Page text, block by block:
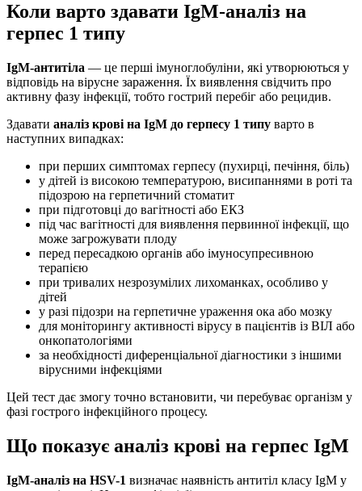
Коли варто здавати IgM-аналіз на
герпес 1 типу
IgM-антитіла — це перші імуноглобуліни, які утворюються у
відповідь на вірусне зараження. Їх виявлення свідчить про
активну фазу інфекції, тобто гострий перебіг або рецидив.
Здавати аналіз крові на IgM до герпесу 1 типу варто в
наступних випадках:
при перших симптомах герпесу (пухирці, печіння, біль)
у дітей із високою температурою, висипаннями в роті та
підозрою на герпетичний стоматит
при підготовці до вагітності або ЕКЗ
під час вагітності для виявлення первинної інфекції, що
може загрожувати плоду
перед пересадкою органів або імуносупресивною
терапією
при тривалих незрозумілих лихоманках, особливо у
дітей
у разі підозри на герпетичне ураження ока або мозку
для моніторингу активності вірусу в пацієнтів із ВІЛ або
онкопатологіями
за необхідності диференціальної діагностики з іншими
вірусними інфекціями
Цей тест дає змогу точно встановити, чи перебуває організм у
фазі гострого інфекційного процесу.
Що показує аналіз крові на герпес IgM
IgM-аналіз на HSV-1 визначає наявність антитіл класу IgM у